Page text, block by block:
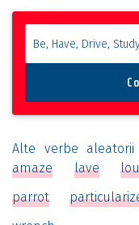
Alte verbe
amaze
lave
parrot